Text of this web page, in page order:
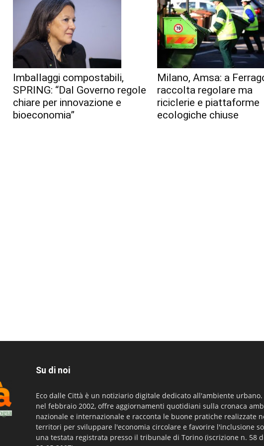
Imballaggi compostabili,
SPRING: “Dal Governo regole
chiare per innovazione e
bioeconomia”
Milano, Amsa: a
raccolta regolare ma
riciclerie e piattaforme
ecologiche chiuse
Su di noi
Eco dalle Città è un notiziario digitale dedicato all'ambiente
nel febbraio 2002, offre aggiornamenti quotidiani sulla cronaca
nazionale e internazionale e racconta le buone pratiche realizzate
territori per sviluppare l'economia circolare e favorire l'inclusione
una testata registrata presso il tribunale di Torino (iscrizione n. 58